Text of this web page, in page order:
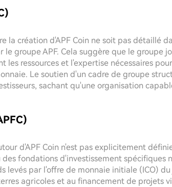
la création d'APF Coin ne soit pas détaillé
groupe APF. Cela suggère que le groupe
les ressources et l'expertise nécessaires
Le soutien d'un cadre de groupe
sachant qu'une organisation
d'APF Coin n'est pas explicitement
fondations d'investissement spécifiques
levés par l'offre de monnaie initiale (ICO) du
agricoles et au financement de projets